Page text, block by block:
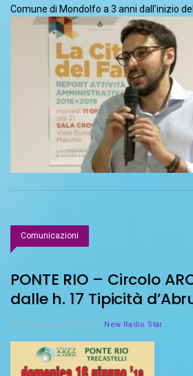
Comune di Mondolfo a 3 anni dall'inizio
Comunicazioni
PONTE RIO – Circolo
dalle h. 17 Tipicità
12 Giugno 2019 New Radio Star